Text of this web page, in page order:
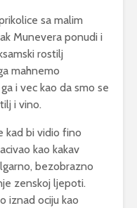
sa malim
Munevera ponudi i
rostilj
mahnemo
i vec kao da smo se
i vino.
kad bi vidio fino
kao kakav
bezobrazno
zenskoj ljepoti.
iznad ociju kao